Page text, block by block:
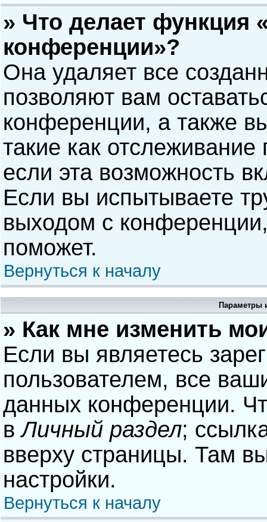
» Что делает функция
конференции»?
Она удаляет все
позволяют вам
конференции, а также
такие как
если эта возможность
Если вы испытываете
выходом с
поможет.
Вернуться к началу
Параметры
» Как мне изменить
Если вы являетесь
пользователем, все
данных конференции.
вЛичный раздел;
вверху страницы. Там
настройки.
Вернуться к началу